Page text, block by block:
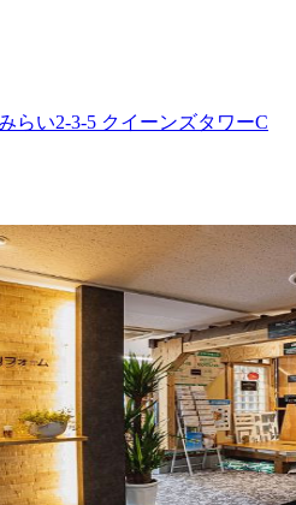
らい2-3-5 クイーンズタワーC